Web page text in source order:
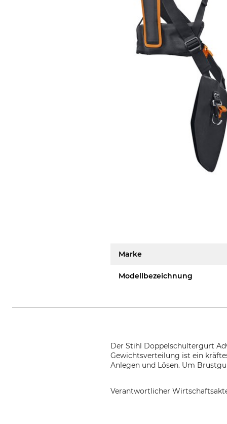
Marke
Modellbezeichnung
Der Stihl Doppelschultergurt
Gewichtsverteilung ist ein
Anlegen und Lösen. Um
Verantwortlicher